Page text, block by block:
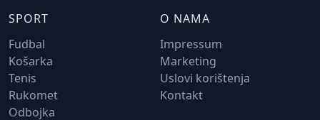
SPORT
Fudbal
Košarka
Tenis
Rukomet
Odbojka
O NAMA
Impressum
Marketing
Uslovi korištenja
Kontakt